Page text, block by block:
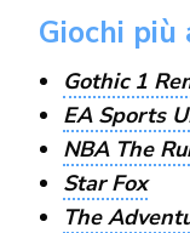
Giochi
Gothic 1
EA Sports
NBA The
Star Fox
The